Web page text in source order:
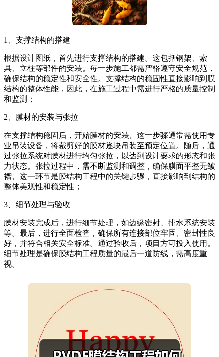
1、支撑结构的搭建
根据设计图纸，首先进行支撑结构的搭建。这包括钢架、索
具、立柱等部件的安装。每一步施工都需严格遵守安全规范，
确保结构的稳定性和安全性。支撑结构的稳固性直接影响到膜
结构的整体性能，因此，在施工过程中需进行严格的质量控制
和监测；
2、膜材的安装与张拉
在支撑结构稳固后，开始膜材的安装。这一步骤通常需使用专
业吊装设备，将裁剪好的膜材逐块吊装至预定位置。随后，通
过张拉系统对膜材进行均匀张拉，以达到设计要求的形态和张
力状态。张拉过程中，需不断监测和调整，确保膜面平整无皱
褶。这一环节是膜结构工程中的关键步骤，直接影响到结构的
整体美观性和稳定性；
3、细节处理与验收
膜材安装完成后，进行细节处理，如边缘密封、排水系统安装
等。最后，进行全面检查，确保所有连接部位牢固、密封性良
好，并符合相关安全标准。通过验收后，项目方可投入使用。
细节处理是确保膜结构工程质量的最后一道防线，需高度重
视。